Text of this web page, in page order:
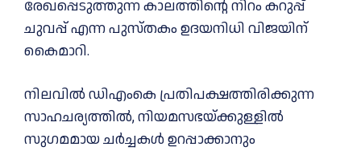
രേഖപ്പെടുത്തുന്ന കാലത്തിന്റെ നിറം കറുപ്പ്
ചുവപ്പ് എന്ന പുസ്തകം ഉദയനിധി വിജയിന്
കൈമാറി.
നിലവില്‍ ഡിഎംകെ പ്രതിപക്ഷത്തിരിക്കുന്ന
സാഹചര്യത്തില്‍, നിയമസഭയ്ക്കുള്ളില്‍
സുഗമമായ ചര്‍ച്ചകള്‍ ഉറപ്പാക്കാനും